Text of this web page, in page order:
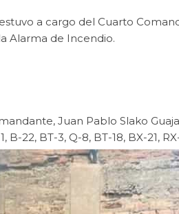
a cargo del Cuarto
Alarma de Incendio.
Juan Pablo Slako
B-22, BT-3, Q-8, BT-18, BX-21,